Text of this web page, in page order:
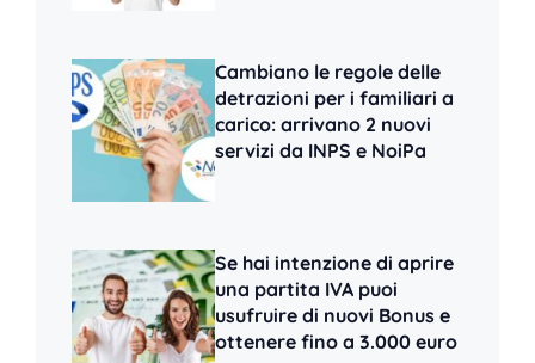
Cambiano le regole delle
detrazioni per i familiari a
carico: arrivano 2 nuovi
servizi da INPS e NoiPa
Se hai intenzione di aprire
una partita IVA puoi
usufruire di nuovi Bonus e
ottenere fino a 3.000 euro